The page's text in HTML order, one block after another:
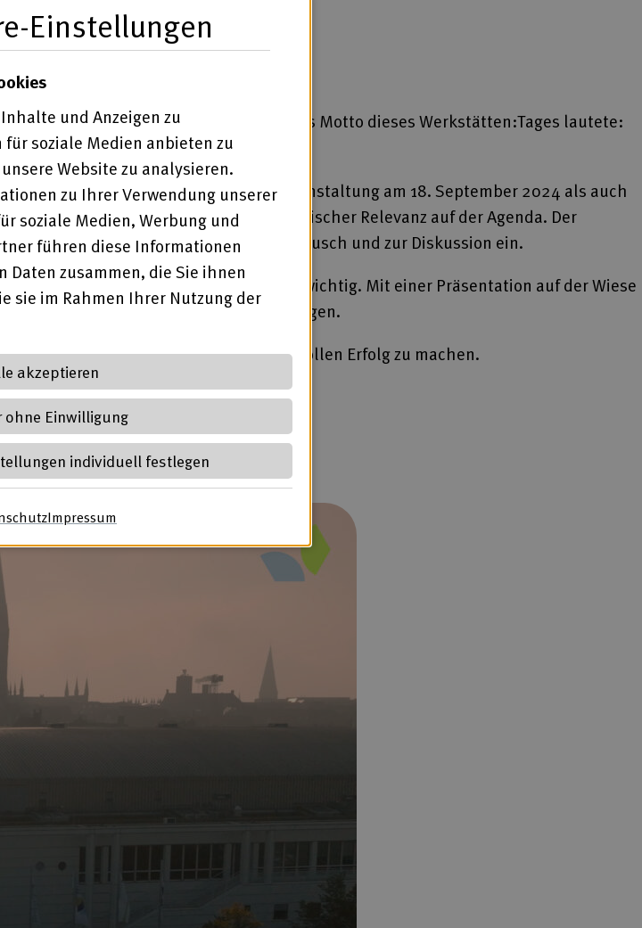
2024 in der Hansestadt Lübeck statt. Das Motto dieses Werkstätten:Tages lautete:
Programm. Sowohl zur Eröffnungsveranstaltung am 18. September 2024 als auch
Fragestellungen mit gesellschaftspolitischer Relevanz auf der Agenda. Der
aktuellen Themen und lud zum Austausch und zur Diskussion ein.
und ihre Beschäftigten sehr wichtig. Mit einer Präsentation auf der Wiese
von Öffentlichkeit und Politik bringen.
den Werkstätten:Tag 2024 zu einem vollen Erfolg zu machen.
Einstellungen
und Anzeigen zu
soziale Medien anbieten zu
Website zu analysieren.
zu Ihrer Verwendung unserer
soziale Medien, Werbung und
führen diese Informationen
zusammen, die Sie ihnen
sie im Rahmen Ihrer Nutzung der
akzeptieren
ohne Einwilligung
individuell festlegen
(öffnet in neuem Tab)
Impressum